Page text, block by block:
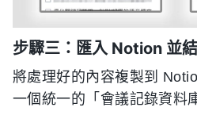
步驟三：匯入 Notion 並
將處理好的內容複製到
一個統一的「會議記錄資料